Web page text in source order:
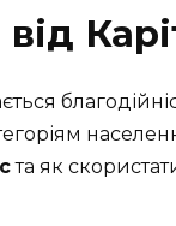
та як